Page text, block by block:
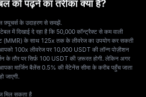
को पढ़ने का तरीका क्या है?
के उदाहरण से समझें.
टेबल में दिखाई दे रहा है कि 50,000 कॉन्ट्रैक्ट से कम वाली
(MMR) के साथ 125x तक के लीवरेज का उपयोग कर सकती
100x लीवरेज पर 10,000 USDT की लॉन्ग पोज़ीशन
के तौर पर सिर्फ़ 100 USDT की ज़रूरत होगी. लेकिन अगर
मार्जिन बैलेंस 0.5% की मेंटेनेंस सीमा के करीब पहुँच जाता
जाएगी.
मिल सकता है